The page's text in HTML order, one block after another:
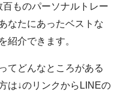
ものパーソナルトレー
なたにあったベストな
紹介できます。
てどんなところがある
は↓のリンクからLINEの